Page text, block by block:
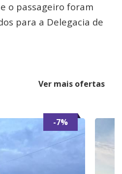
o passageiro foram
para a Delegacia de
Ver mais ofertas
-7%